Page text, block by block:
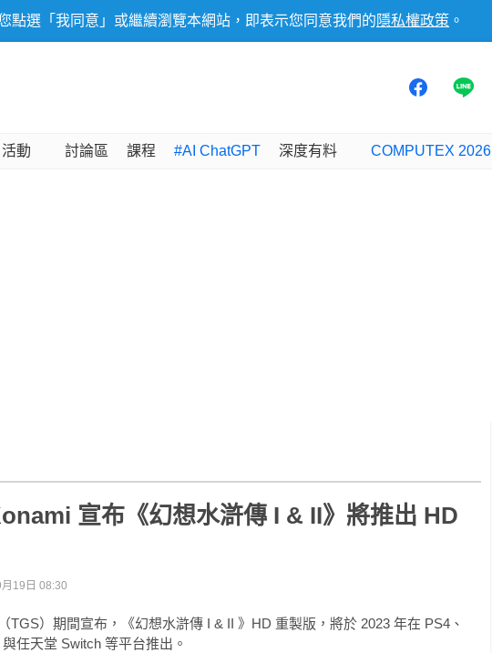
選「我同意」或繼續瀏覽本網站，即表示您同意我們的 隱私權政策 。
活動 討論區 課程 #AI ChatGPT 深度有料 COMPUTEX 2026
宣布《幻想水滸傳 I & II》將推出 HD
19日 08:30
TGS）期間宣布，《幻想水滸傳 I & II 》HD 重製版，將於 2023 年在 PS4、
任天堂 Switch 等平台推出。